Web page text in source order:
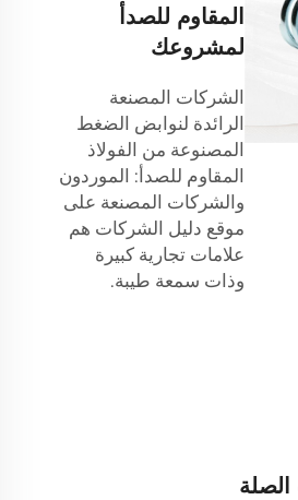
المقاوم للصدأ
لمشروعك
الشركات المصنعة
الرائدة لنوابض الضغط
المصنوعة من الفولاذ
المقاوم للصدأ: الموردون
والشركات المصنعة على
موقع دليل الشركات هم
علامات تجارية كبيرة
وذات سمعة طيبة.